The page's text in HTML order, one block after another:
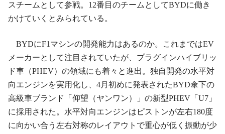
スチームとして参戦。12番目のチームとしてBYDに働き
かけていくとみられている。
BYDにF1マシンの開発能力はあるのか。これまではEV
メーカーとして注目されていたが、プラグインハイブリッ
ド車（PHEV）の領域にも着々と進出。独自開発の水平対
向エンジンを実用化し、4月初めに発表されたBYD傘下の
高級車ブランド「仰望（ヤンワン）」の新型PHEV「U7」
に採用された。水平対向エンジンはピストンが左右180度
に向かい合う左右対称のレイアウトで重心が低く振動が少